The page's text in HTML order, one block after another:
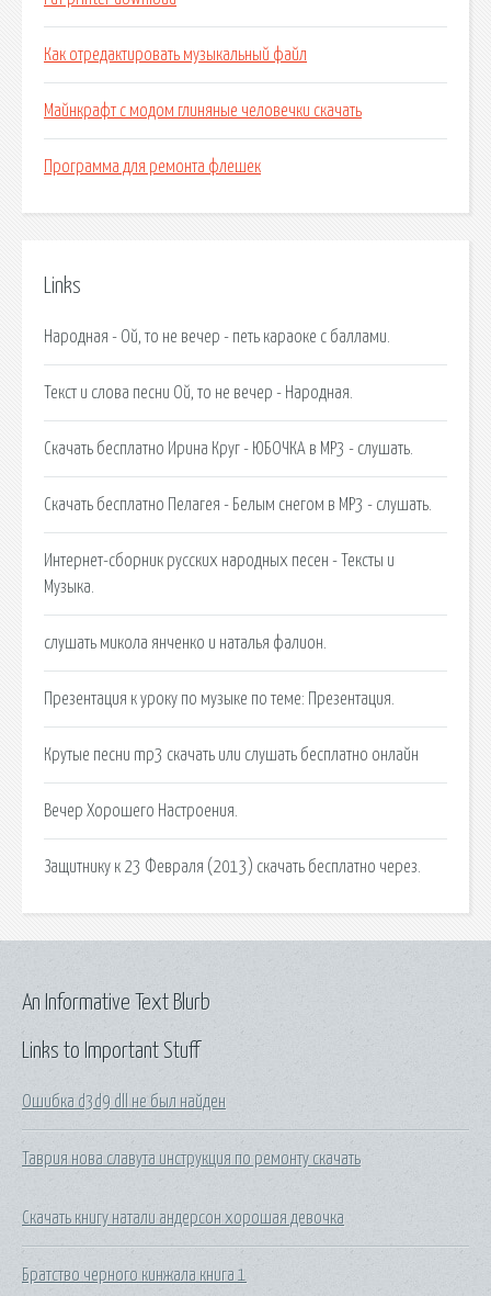
Как отредактировать музыкальный файл
Майнкрафт с модом глиняные человечки скачать
Программа для ремонта флешек
Links
Народная - Ой, то не вечер - петь караоке с баллами.
Текст и слова песни Ой, то не вечер - Народная.
Скачать бесплатно Ирина Круг - ЮБОЧКА в MP3 - слушать.
Скачать бесплатно Пелагея - Белым снегом в MP3 - слушать.
Интернет-сборник русских народных песен - Тексты и
Музыка.
слушать микола янченко и наталья фалион.
Презентация к уроку по музыке по теме: Презентация.
Крутые песни mp3 скачать или слушать бесплатно онлайн
Вечер Хорошего Настроения.
Защитнику к 23 Февраля (2013) скачать бесплатно через.
Links to Important Stuff
Ошибка d3d9 dll не был найден
Таврия нова славута инструкция по ремонту скачать
Скачать книгу натали андерсон хорошая девочка
Братство черного кинжала книга 1
An Informative Text Blurb